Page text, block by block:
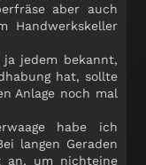
aber auch
Handwerkskeller
ja jedem bekannt,
hat, sollte
Anlage noch mal
habe ich
langen Geraden
an, um nichteine